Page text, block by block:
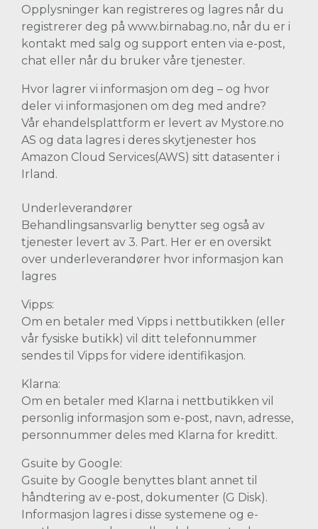
Opplysninger kan registreres og lagres når du
registrerer deg på www.birnabag.no, når du er i
kontakt med salg og support enten via e-post,
chat eller når du bruker våre tjenester.
Hvor lagrer vi informasjon om deg – og hvor
deler vi informasjonen om deg med andre?
Vår ehandelsplattform er levert av Mystore.no
AS og data lagres i deres skytjenester hos
Amazon Cloud Services(AWS) sitt datasenter i
Irland.
Underleverandører
Behandlingsansvarlig benytter seg også av
tjenester levert av 3. Part. Her er en oversikt
over underleverandører hvor informasjon kan
lagres
Vipps:
Om en betaler med Vipps i nettbutikken (eller
vår fysiske butikk) vil ditt telefonnummer
sendes til Vipps for videre identifikasjon.
Klarna:
Om en betaler med Klarna i nettbutikken vil
personlig informasjon som e-post, navn, adresse,
personnummer deles med Klarna for kreditt.
Gsuite by Google:
Gsuite by Google benyttes blant annet til
håndtering av e-post, dokumenter (G Disk).
Informasjon lagres i disse systemene og e-